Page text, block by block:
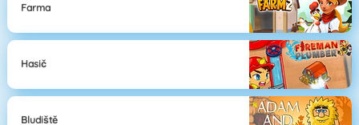
Farma
Hasič
Bludiště